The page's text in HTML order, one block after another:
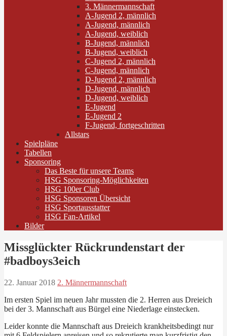
3. Männermannschaft
A-Jugend 2, männlich
A-Jugend, männlich
A-Jugend, weiblich
B-Jugend, männlich
B-Jugend, weiblich
C-Jugend 2, männlich
C-Jugend, männlich
D-Jugend 2, männlich
D-Jugend, männlich
D-Jugend, weiblich
E-Jugend
E-Jugend 2
F-Jugend, fortgeschritten
Allstars
Spielpläne
Tabellen
Sponsoring
Das Beste für unsere Teams
HSG Sponsoring-Möglichkeiten
HSG 100er Club
HSG Sponsoren Übersicht
HSG Sportausstatter
HSG Fan-Artikel
Bilder
Missglückter Rückrundenstart der
#badboys3eich
22. Januar 2018 2. Männermannschaft
Im ersten Spiel im neuen Jahr mussten die 2. Herren aus Dreieich
bei der 3. Mannschaft aus Bürgel eine Niederlage einstecken.
Leider konnte die Mannschaft aus Dreieich krankheitsbedingt nur